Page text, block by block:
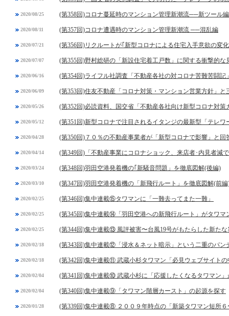
2020/08/25 (第358回)コロナ蔓延時のマンション管理新潮流──新ツール編
2020/08/11 (第357回)コロナ遭遇時のマンション管理新潮流 ──混乱編
2020/07/21 (第356回)リクルートが｢新型コロナによる住宅入手意欲の変
2020/07/07 (第355回)野村総研の「新設住宅着工戸数」に関する衝撃的な
2020/06/16 (第354回)ライフル社調査「不動産各社の対コロナ苦難苦闘記
2020/06/09 (第353回)住友不動産「コロナ対策・マンション営業方針」
2020/05/26 (第352回)必読資料、国交省「不動産各社向け新型コロナ対策
2020/05/12 (第351回)新型コロナで注目されるイタンジの最新型「テレワ
2020/04/28 (第350回)７０％の不動産事業者が「新型コロナで影響」と
2020/04/14 (第349回)「不動産事業にコロナショック、来店者･内見者減
2020/03/24 (第348回)羽田空港発着機の｢新騒音問題」を徹底図解(後編)
2020/03/10 (第347回)羽田空港発着機の「新飛行ルート」を徹底図解(前編
2020/02/25 (第346回)集中連載⑮タワマンに「一難去ってまた一難」
2020/02/25 (第345回)集中連載⑭「羽田空港への新飛行ルート」がタワマ
2020/02/25 (第344回)集中連載⑬ 風評被害〜台風19号がもたらした新たな
2020/02/18 (第343回)集中連載⑫「浸水＆ネット暗示」という二重のパン
2020/02/18 (第342回)集中連載⑪ 武蔵小杉タワマン「必見ウェブサイトの
2020/02/04 (第341回)集中連載⑩ 武蔵小杉に「応援したくなるタワマン」
2020/02/04 (第340回)集中連載⑨「タワマン階層カースト」の起源を探す
2020/01/28 (第339回)集中連載⑧ ２００９年時点の「新築タワマン短所